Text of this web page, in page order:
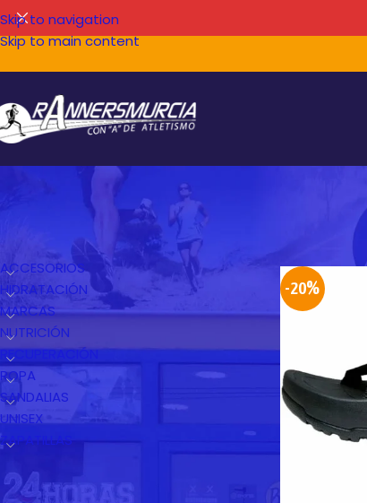
Skip to navigation
Skip to main content
CATEGORÍAS DEL PRODUCTO
ACCESORIOS
HIDRATACIÓN
MARCAS
NUTRICIÓN
RECUPERACIÓN
ROPA
SANDALIAS
UNISEX
ZAPATILLAS
-20%